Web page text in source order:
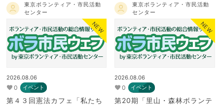
東京ボランティア・市民活動
センター
NEW
2026.08.06
0 イベント
第４３回憲法カフェ「私たち
東京ボランティア・市民活動
センター
NEW
2026.08.06
0 イベント
第20期「里山・森林ボランテ